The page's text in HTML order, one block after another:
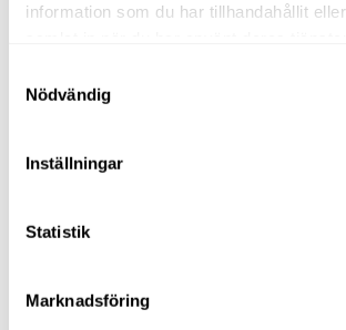
information som du har tillhandahållit
Nödvändig
Inställningar
Statistik
Marknadsföring
VIKBOMLIFT GENIE Z-